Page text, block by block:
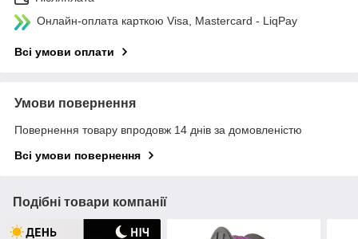
Онлайн-оплата карткою Visa, Mastercard - LiqPay
Всі умови оплати
Умови повернення
Повернення товару впродовж 14 днів за домовленістю
Всі умови повернення
Подібні товари компанії